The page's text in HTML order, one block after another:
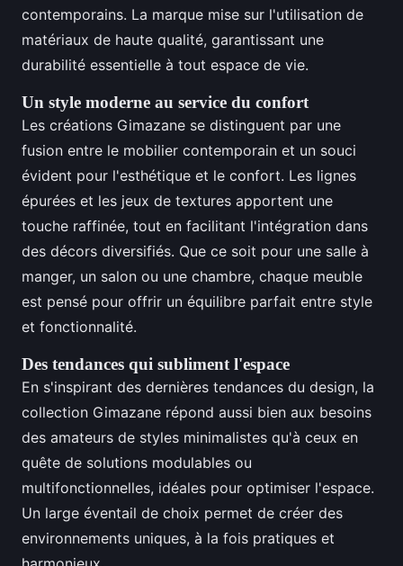
contemporains. La marque mise sur l'utilisation de
matériaux de haute qualité, garantissant une
durabilité essentielle à tout espace de vie.
Un style moderne au service du confort
Les créations Gimazane se distinguent par une
fusion entre le mobilier contemporain et un souci
évident pour l'esthétique et le confort. Les lignes
épurées et les jeux de textures apportent une
touche raffinée, tout en facilitant l'intégration dans
des décors diversifiés. Que ce soit pour une salle à
manger, un salon ou une chambre, chaque meuble
est pensé pour offrir un équilibre parfait entre style
et fonctionnalité.
Des tendances qui subliment l'espace
En s'inspirant des dernières tendances du design, la
collection Gimazane répond aussi bien aux besoins
des amateurs de styles minimalistes qu'à ceux en
quête de solutions modulables ou
multifonctionnelles, idéales pour optimiser l'espace.
Un large éventail de choix permet de créer des
environnements uniques, à la fois pratiques et